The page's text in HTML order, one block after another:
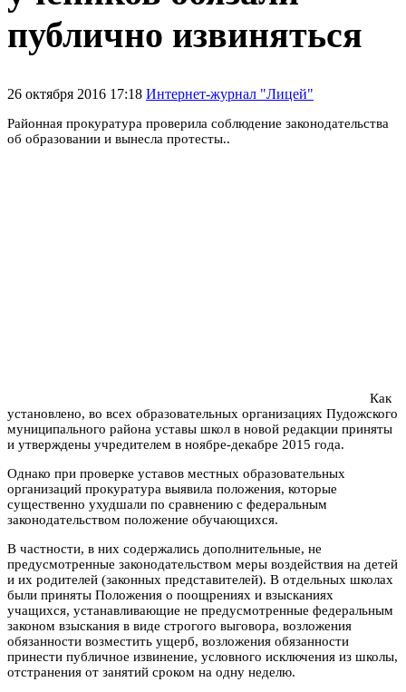
публично извиняться
26 октября 2016 17:18 Интернет-журнал "Лицей"
Районная прокуратура проверила соблюдение законодательства
об образовании и вынесла протесты..
Как
установлено, во всех образовательных организациях Пудожского
муниципального района уставы школ в новой редакции приняты
и утверждены учредителем в ноябре-декабре 2015 года.
Однако при проверке уставов местных образовательных
организаций прокуратура выявила положения, которые
существенно ухудшали по сравнению с федеральным
законодательством положение обучающихся.
В частности, в них содержались дополнительные, не
предусмотренные законодательством меры воздействия на детей
и их родителей (законных представителей). В отдельных школах
были приняты Положения о поощрениях и взысканиях
учащихся, устанавливающие не предусмотренные федеральным
законом взыскания в виде строгого выговора, возложения
обязанности возместить ущерб, возложения обязанности
принести публичное извинение, условного исключения из школы,
отстранения от занятий сроком на одну неделю.